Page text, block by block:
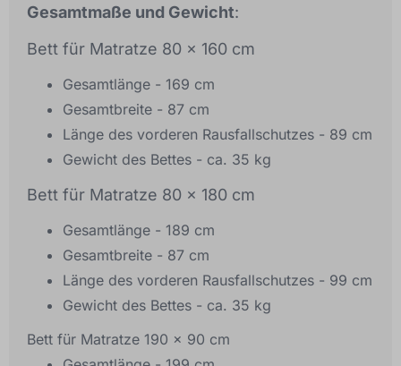
Gesamtmaße und Gewicht:
Bett für Matratze 80 x 160 cm
Gesamtlänge - 169 cm
Gesamtbreite - 87 cm
Länge des vorderen Rausfallschutzes - 89 cm
Gewicht des Bettes - ca. 35 kg
Bett für Matratze 80 x 180 cm
Gesamtlänge - 189 cm
Gesamtbreite - 87 cm
Länge des vorderen Rausfallschutzes - 99 cm
Gewicht des Bettes - ca. 35 kg
Bett für Matratze 190 x 90 cm